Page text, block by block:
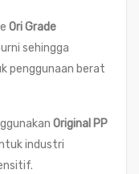
Ori Grade
sehingga
penggunaan berat
Original PP
industri